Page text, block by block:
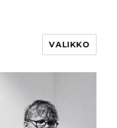
VALIKKO